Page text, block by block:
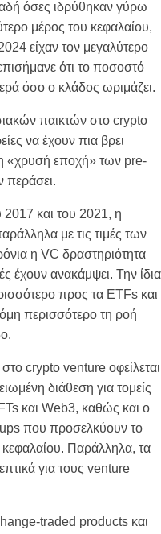
όσες ιδρύθηκαν γύρω
μέρος του κεφαλαίου,
είχαν τον μεγαλύτερο
ότι το ποσοστό
όσο ο κλάδος ωριμάζει.
παικτών στο crypto
να έχουν πια βρει
η «χρυσή εποχή» των pre-
περάσει.
και του 2021, η
με τις τιμές των
η VC δραστηριότητα
έχουν ανακάμψει. Την ίδια
προς τα ETFs και
περισσότερο τη ροή
crypto venture οφείλεται
διάθεση για τομείς
και Web3, καθώς και ο
που προσελκύουν το
κεφαλαίου. Παράλληλα, τα
για τους venture
traded products και